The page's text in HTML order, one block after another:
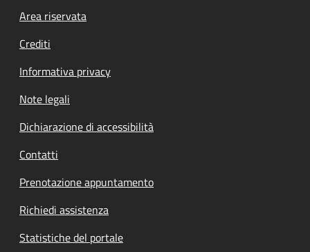
Footer menu
Area riservata
Crediti
Informativa privacy
Note legali
Dichiarazione di accessibilità
Contatti
Prenotazione appuntamento
Richiedi assistenza
Statistiche del portale